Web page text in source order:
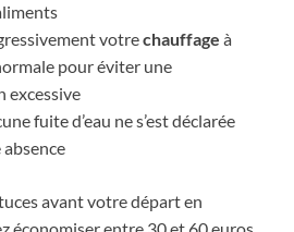
votrechauffage à
pour éviter une
excessive
fuite d’eau ne s’est déclarée
avant votre départ en